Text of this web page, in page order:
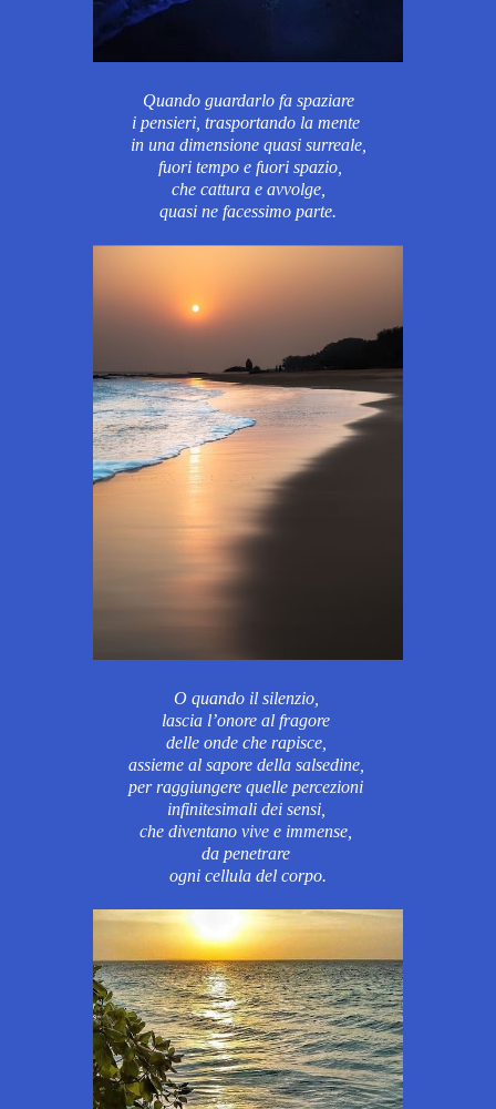
Quando guardarlo fa spaziare
i pensieri, trasportando la mente
in una dimensione quasi surreale,
fuori tempo e fuori spazio,
che cattura e avvolge,
quasi ne facessimo parte.
O quando il silenzio,
lascia l’onore al fragore
delle onde che rapisce,
assieme al sapore della salsedine,
per raggiungere quelle percezioni
infinitesimali dei sensi,
che diventano vive e immense,
da penetrare
ogni cellula del corpo.